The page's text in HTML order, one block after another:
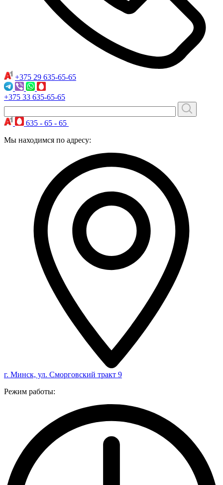
+375 29 635-65-65
+375 33 635-65-65
635 - 65 - 65
Мы находимся по адресу:
г. Минск, ул. Сморговский тракт 9
Режим работы: